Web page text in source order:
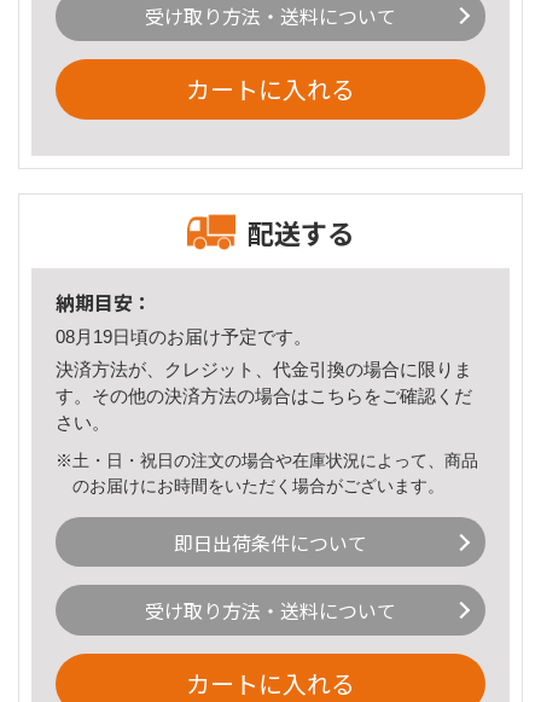
受け取り方法・送料について
カートに入れる
配送する
納期目安：
08月19日頃のお届け予定です。
決済方法が、クレジット、代金引換の場合に限りま
す。その他の決済方法の場合はこちら をご確認くだ
さい。
※土・日・祝日の注文の場合や在庫状況によって、商品
のお届けにお時間をいただく場合がございます。
即日出荷条件について
受け取り方法・送料について
カートに入れる